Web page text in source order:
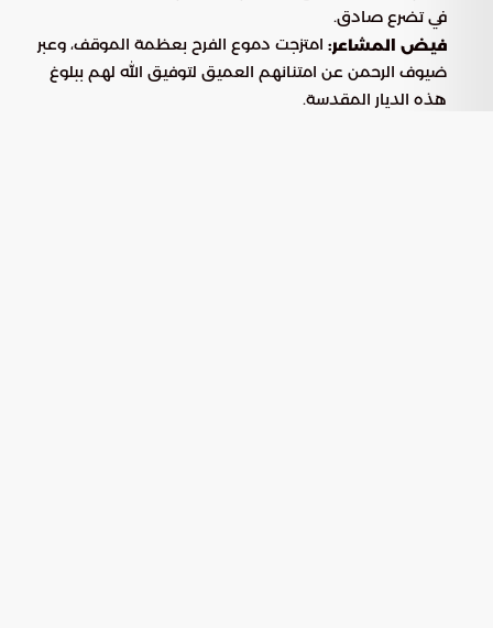
في تضرع صادق.
فيض المشاعر: امتزجت دموع الفرح بعظمة الموقف، وعبر
ضيوف الرحمن عن امتنانهم العميق لتوفيق الله لهم ببلوغ
هذه الديار المقدسة.